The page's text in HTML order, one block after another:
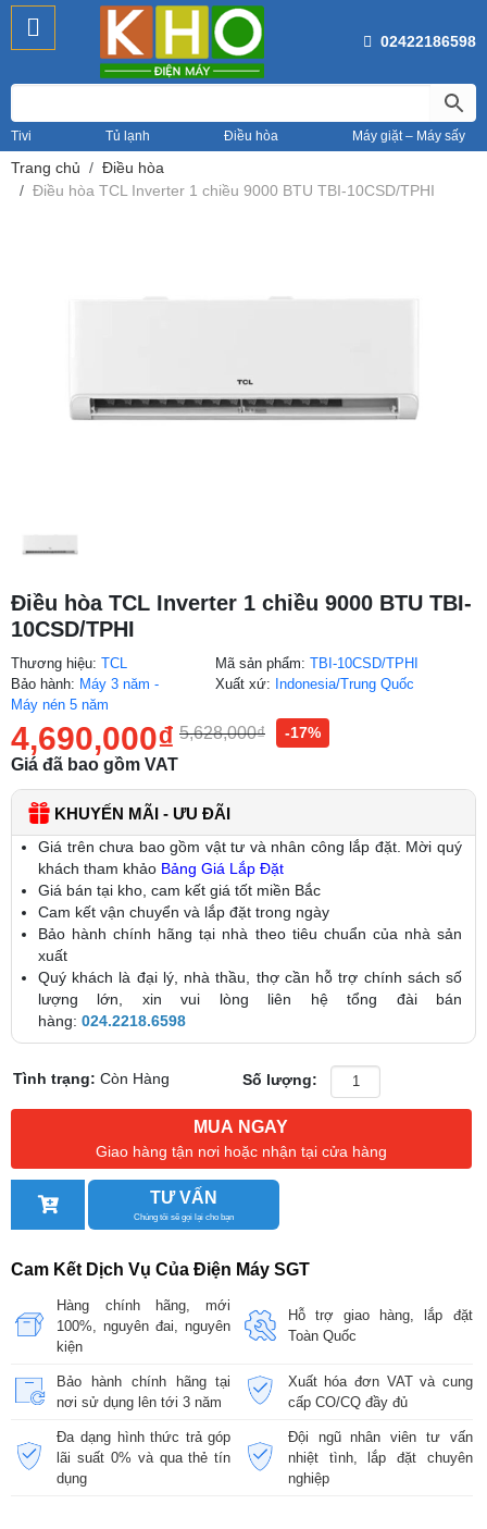
02422186598
Tivi Tủ lạnh Điều hòa Máy giặt – Máy sấy
Trang chủ
Điều hòa
Điều hòa TCL Inverter 1 chiều 9000 BTU TBI-10CSD/TPHI
Điều hòa TCL Inverter 1 chiều 9000 BTU TBI-
10CSD/TPHI
Thương hiệu: TCL
Bảo hành: Máy 3 năm -
Máy nén 5 năm
Mã sản phẩm:TBI-10CSD/TPHI
Xuất xứ: Indonesia/Trung Quốc
4,690,000₫ 5,628,000₫ -17%
Giá đã bao gồm VAT
KHUYẾN MÃI - ƯU ĐÃI
Giá trên chưa bao gồm vật tư và nhân công lắp đặt. Mời quý
khách tham khảo Bảng Giá Lắp Đặt
Giá bán tại kho, cam kết giá tốt miền Bắc
Cam kết vận chuyển và lắp đặt trong ngày
Bảo hành chính hãng tại nhà theo tiêu chuẩn của nhà sản
xuất
Quý khách là đại lý, nhà thầu, thợ cần hỗ trợ chính sách số
lượng lớn, xin vui lòng liên hệ tổng đài bán
hàng: 024.2218.6598
Tình trạng:Còn Hàng Số lượng:
MUA NGAY
Giao hàng tận nơi hoặc nhận tại cửa hàng
TƯ VẤN
Chúng tôi sẽ gọi lại cho bạn
Cam Kết Dịch Vụ Của Điện Máy SGT
Hàng chính hãng, mới
100%, nguyên đai, nguyên
kiện
Hỗ trợ giao hàng, lắp đặt
Toàn Quốc
Bảo hành chính hãng tại
nơi sử dụng lên tới 3 năm
Xuất hóa đơn VAT và cung
cấp CO/CQ đầy đủ
Đa dạng hình thức trả góp
lãi suất 0% và qua thẻ tín
dụng
Đội ngũ nhân viên tư vấn
nhiệt tình, lắp đặt chuyên
nghiệp